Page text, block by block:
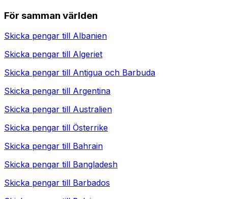
För samman världen
Skicka pengar till Albanien
Skicka pengar till Algeriet
Skicka pengar till Antigua och Barbuda
Skicka pengar till Argentina
Skicka pengar till Australien
Skicka pengar till Österrike
Skicka pengar till Bahrain
Skicka pengar till Bangladesh
Skicka pengar till Barbados